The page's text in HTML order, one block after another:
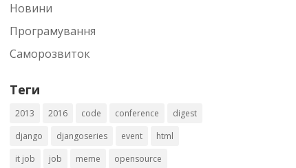
Новини
Програмування
Саморозвиток
Теги
2013 2016 code conference
digest
django
djangoseries event
html
it job
job meme opensource